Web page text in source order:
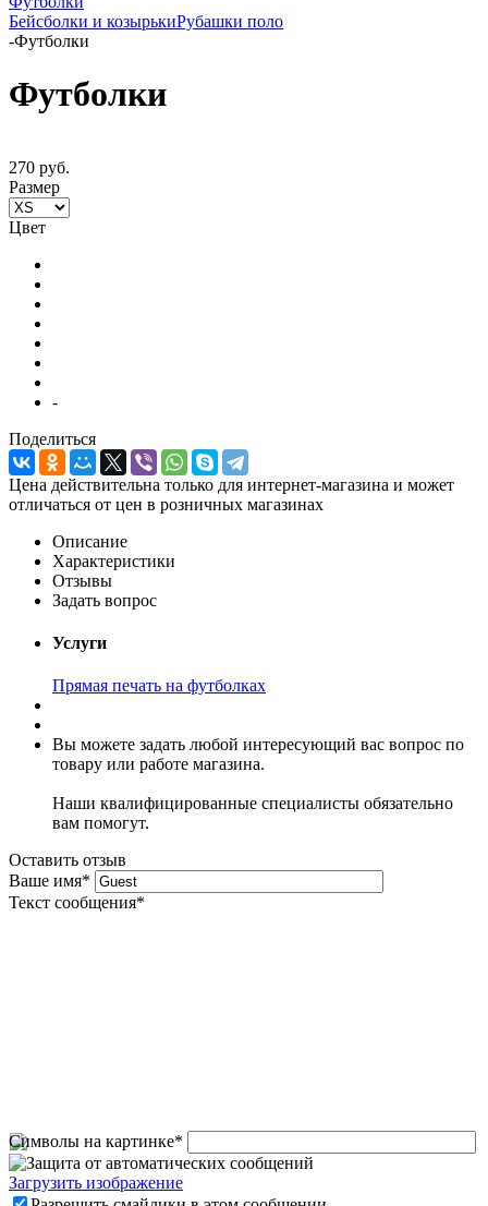
Бейсболки и козырькиРубашки поло
-Футболки
Футболки
270 руб.
Размер
Цвет
-
Поделиться
Цена действительна только для интернет-магазина и может
отличаться от цен в розничных магазинах
Описание
Характеристики
Отзывы
Задать вопрос
Услуги
Прямая печать на футболках
Вы можете задать любой интересующий вас вопрос по
товару или работе магазина.
Наши квалифицированные специалисты обязательно
вам помогут.
Оставить отзыв
Ваше имя*
Текст сообщения*
Символы на картинке*
Загрузить изображение